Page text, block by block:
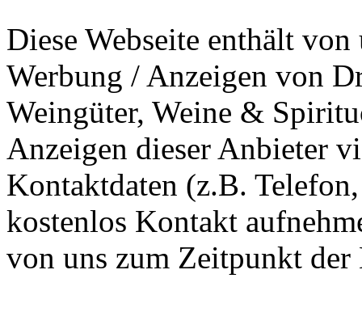
Diese Webseite enthält
Werbung / Anzeigen von
Weingüter, Weine &
Anzeigen dieser Anbieter
Kontaktdaten (z.B.
kostenlos Kontakt
von uns zum Zeitpunkt